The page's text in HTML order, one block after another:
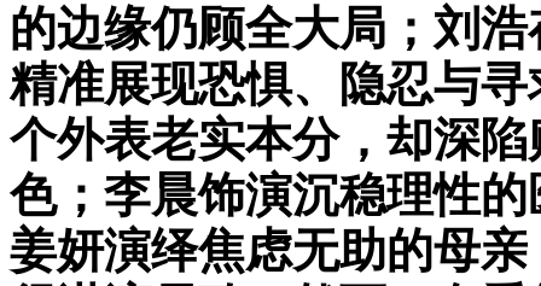
的边缘仍顾全大局；刘
精准展现恐惧、隐忍与
个外表老实本分，却深
色；李晨饰演沉稳理性
姜妍演绎焦虑无助的母